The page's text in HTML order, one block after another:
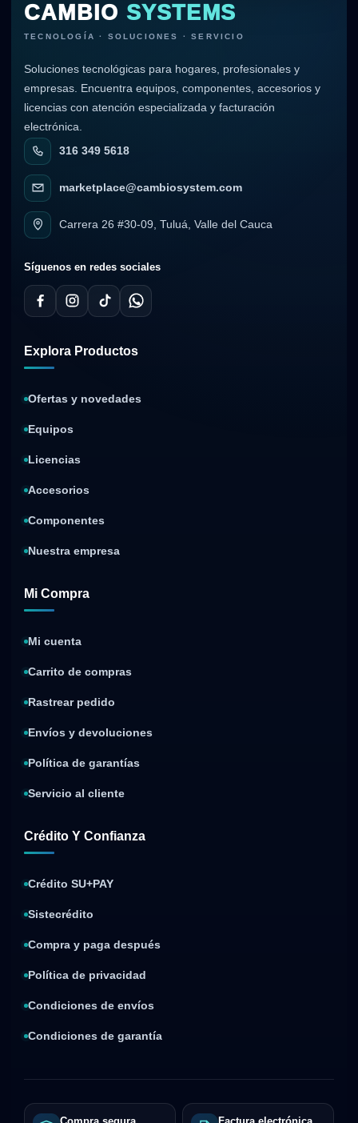
CAMBIO SYSTEMS
TECNOLOGÍA · SOLUCIONES · SERVICIO
Soluciones tecnológicas para hogares, profesionales y
empresas. Encuentra equipos, componentes, accesorios y
licencias con atención especializada y facturación
electrónica.
316 349 5618
marketplace@cambiosystem.com
Carrera 26 #30-09, Tuluá, Valle del Cauca
Síguenos en redes sociales
Explora Productos
Ofertas y novedades
Equipos
Licencias
Accesorios
Componentes
Nuestra empresa
Mi Compra
Mi cuenta
Carrito de compras
Rastrear pedido
Envíos y devoluciones
Política de garantías
Servicio al cliente
Crédito Y Confianza
Crédito SU+PAY
Sistecrédito
Compra y paga después
Política de privacidad
Condiciones de envíos
Condiciones de garantía